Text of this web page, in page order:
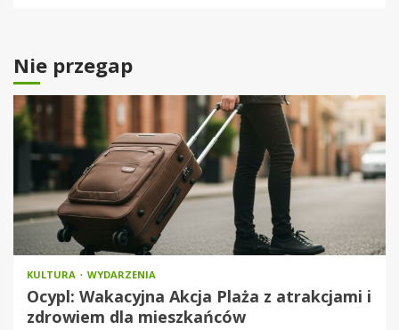
Nie przegap
KULTURA WYDARZENIA
Ocypl: Wakacyjna Akcja Plaża z atrakcjami i
zdrowiem dla mieszkańców